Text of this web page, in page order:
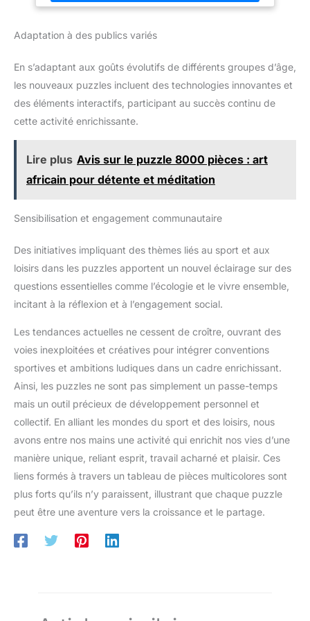
famille ✔ Cadeau idéal : Si vous êtes à la recherche de
aiment les puzzles. Cadeau parfait pour un anniversaire, une
ou votre chambre une fois terminé. Ces puzzles difficiles pour
n'importe quel espace et apportent une atmosphère vibrante
aux environs
Adaptation à des publics variés
En s’adaptant aux goûts évolutifs de différents groupes d’âge,
les nouveaux puzzles incluent des technologies innovantes et
des éléments interactifs, participant au succès continu de
cette activité enrichissante.
Lire plus Avis sur le puzzle 8000 pièces : art
africain pour détente et méditation
Sensibilisation et engagement communautaire
Des initiatives impliquant des thèmes liés au sport et aux
loisirs dans les puzzles apportent un nouvel éclairage sur des
questions essentielles comme l’écologie et le vivre ensemble,
incitant à la réflexion et à l’engagement social.
Les tendances actuelles ne cessent de croître, ouvrant des
voies inexploitées et créatives pour intégrer conventions
sportives et ambitions ludiques dans un cadre enrichissant.
Ainsi, les puzzles ne sont pas simplement un passe-temps
mais un outil précieux de développement personnel et
collectif. En alliant les mondes du sport et des loisirs, nous
avons entre nos mains une activité qui enrichit nos vies d’une
manière unique, reliant esprit, travail acharné et plaisir. Ces
liens formés à travers un tableau de pièces multicolores sont
plus forts qu’ils n’y paraissent, illustrant que chaque puzzle
peut être une aventure vers la croissance et le partage.